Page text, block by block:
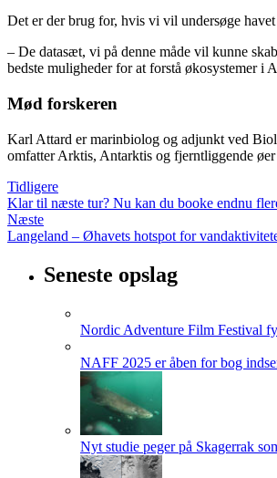
Det er der brug for, hvis vi vil undersøge
– De datasæt, vi på denne måde vil kunne
bedste muligheder for at forstå økosystemer i
Mød forskeren
Karl Attard er marinbiolog og adjunkt ved
omfatter Arktis, Antarktis og fjerntliggende
Tidligere
Klar til næste tur? Nu kan du booke endnu
Næste
Langeland – Øhavets hotspot for
Seneste opslag
Nordic Adventure Film Festival
NAFF 2025 er åben for bog
Nyt studie peger på Skagerrak